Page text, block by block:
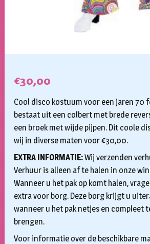
€30,00
Cool disco kostuum voor een jaren 70
bestaat uit een colbert met brede
een broek met wijde pijpen. Dit coole
wij in diverse maten voor €30,00.
EXTRA INFORMATIE:Wij verzenden
Verhuur is alleen af te halen in onze
Wanneer u het pak op komt halen,
extra voor borg. Deze borg krijgt u
wanneer u het pak netjes en compleet
brengen.
Voor informatie over de beschikbare